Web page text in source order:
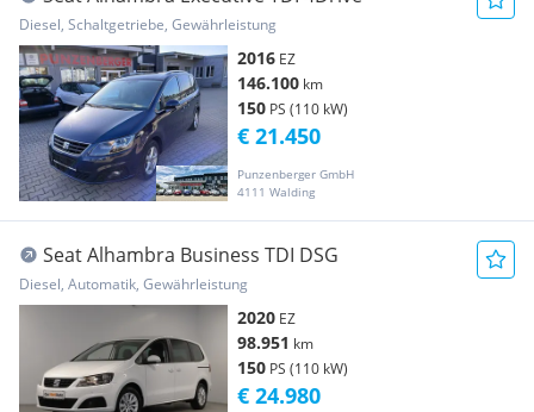
Diesel, Schaltgetriebe, Gewährleistung
2016 EZ
146.100 km
150 PS (110 kW)
Punzenberger GmbH
4111 Walding
€ 21.450
Seat Alhambra Business TDI DSG
Diesel, Automatik, Gewährleistung
2020 EZ
98.951 km
150 PS (110 kW)
€ 24.980